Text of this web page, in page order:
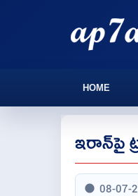
HOME
ఇరాన్‌పై
08-07-